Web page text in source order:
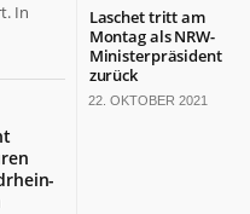
In
Laschet tritt am
Montag als NRW-
Ministerpräsident
zurück
22. OKTOBER 2021